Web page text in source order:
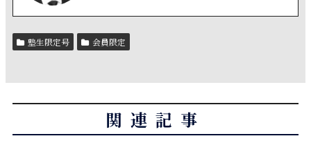
塾生限定号 会員限定
関連記事